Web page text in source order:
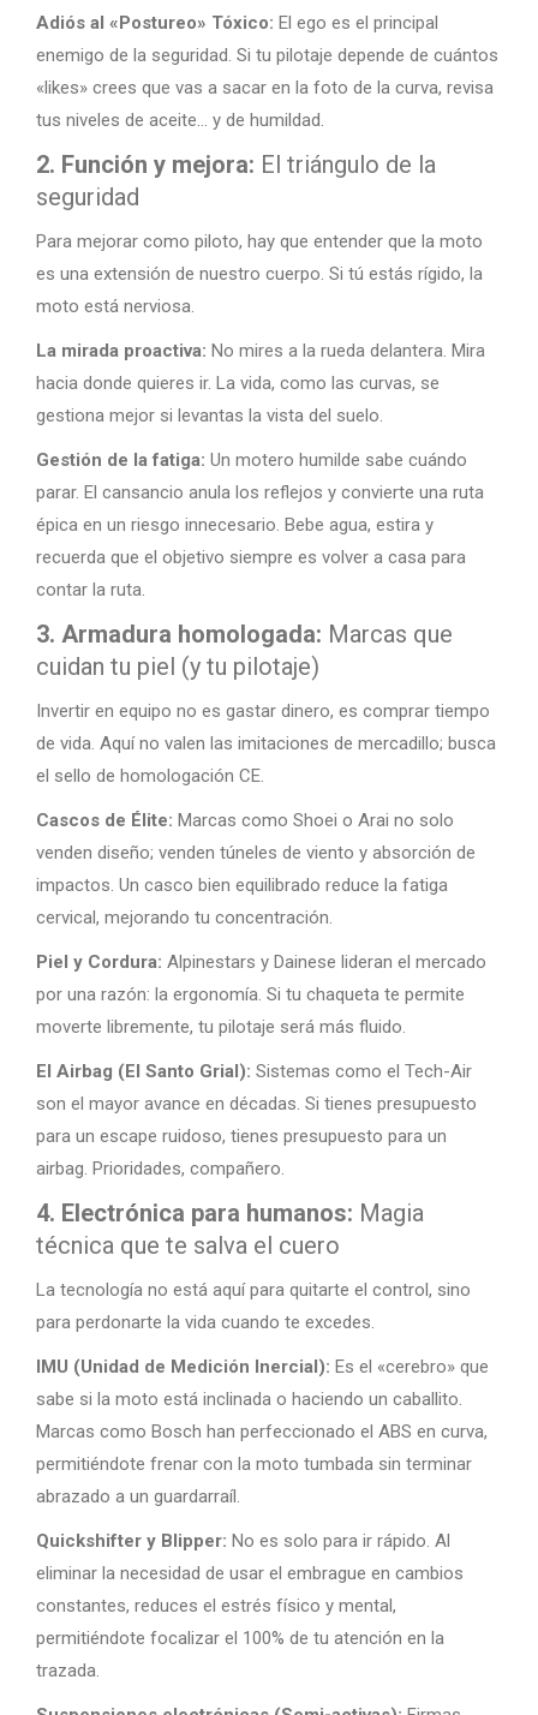
Adiós al «Postureo» Tóxico: El ego es el principal
enemigo de la seguridad. Si tu pilotaje depende de cuántos
«likes» crees que vas a sacar en la foto de la curva, revisa
tus niveles de aceite… y de humildad.
2. Función y mejora: El triángulo de la
seguridad
Para mejorar como piloto, hay que entender que la moto
es una extensión de nuestro cuerpo. Si tú estás rígido, la
moto está nerviosa.
La mirada proactiva: No mires a la rueda delantera. Mira
hacia donde quieres ir. La vida, como las curvas, se
gestiona mejor si levantas la vista del suelo.
Gestión de la fatiga: Un motero humilde sabe cuándo
parar. El cansancio anula los reflejos y convierte una ruta
épica en un riesgo innecesario. Bebe agua, estira y
recuerda que el objetivo siempre es volver a casa para
contar la ruta.
3. Armadura homologada: Marcas que
cuidan tu piel (y tu pilotaje)
Invertir en equipo no es gastar dinero, es comprar tiempo
de vida. Aquí no valen las imitaciones de mercadillo; busca
el sello de homologación CE.
Cascos de Élite: Marcas como Shoei o Arai no solo
venden diseño; venden túneles de viento y absorción de
impactos. Un casco bien equilibrado reduce la fatiga
cervical, mejorando tu concentración.
Piel y Cordura: Alpinestars y Dainese lideran el mercado
por una razón: la ergonomía. Si tu chaqueta te permite
moverte libremente, tu pilotaje será más fluido.
El Airbag (El Santo Grial): Sistemas como el Tech-Air
son el mayor avance en décadas. Si tienes presupuesto
para un escape ruidoso, tienes presupuesto para un
airbag. Prioridades, compañero.
4. Electrónica para humanos: Magia
técnica que te salva el cuero
La tecnología no está aquí para quitarte el control, sino
para perdonarte la vida cuando te excedes.
IMU (Unidad de Medición Inercial): Es el «cerebro» que
sabe si la moto está inclinada o haciendo un caballito.
Marcas como Bosch han perfeccionado el ABS en curva,
permitiéndote frenar con la moto tumbada sin terminar
abrazado a un guardarraíl.
Quickshifter y Blipper: No es solo para ir rápido. Al
eliminar la necesidad de usar el embrague en cambios
constantes, reduces el estrés físico y mental,
permitiéndote focalizar el 100% de tu atención en la
trazada.